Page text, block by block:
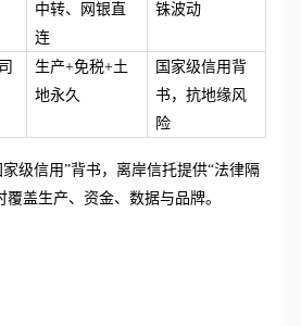
中转、网银直
连
铢波动
生产+免税+土
地永久
国家级信用背
书，抗地缘风
险
级信用”背书，离岸信托提供“法律隔
盖生产、资金、数据与品牌。